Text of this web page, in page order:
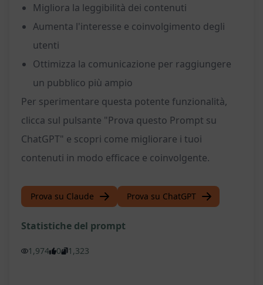
Migliora la leggibilità dei contenuti
Aumenta l'interesse e coinvolgimento degli
utenti
Ottimizza la comunicazione per raggiungere
un pubblico più ampio
Per sperimentare questa potente funzionalità,
clicca sul pulsante "Prova questo Prompt su
ChatGPT" e scopri come migliorare i tuoi
contenuti in modo efficace e coinvolgente.
Prova su Claude Prova su ChatGPT
Statistiche del prompt
1,974 0 1,323